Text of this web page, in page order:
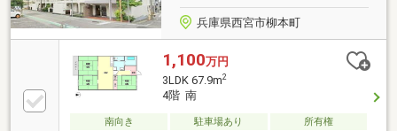
兵庫県西宮市柳本町
1,100万円
3LDK 67.9m2
4階 南
南向き 駐車場あり
所有権